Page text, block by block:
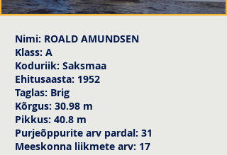
Nimi: ROALD AMUNDSEN
Klass: A
Koduriik: Saksmaa
Ehitusaasta: 1952
Taglas: Brig
Kõrgus: 30.98 m
Pikkus: 40.8 m
Purjeõppurite arv pardal: 31
Meeskonna liikmete arv: 17